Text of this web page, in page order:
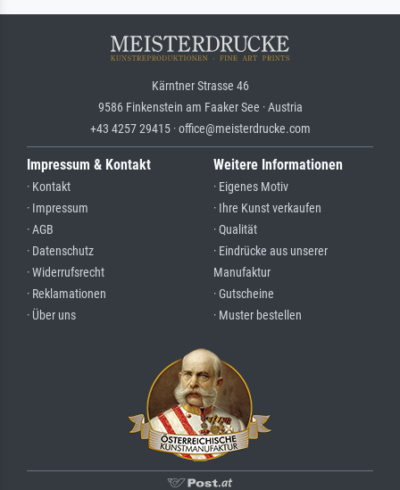
Kärntner Strasse 46
9586 Finkenstein am Faaker See · Austria
+43 4257 29415 · office@meisterdrucke.com
Impressum & Kontakt
· Kontakt
· Impressum
· AGB
· Datenschutz
· Widerrufsrecht
· Reklamationen
· Über uns
Weitere Informationen
· Eigenes Motiv
· Ihre Kunst verkaufen
· Qualität
· Eindrücke aus unserer
Manufaktur
· Gutscheine
· Muster bestellen